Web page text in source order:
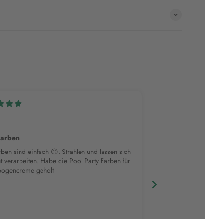
sind einfach 😊. Strahlen und lassen sich
Habe die Pool Party Farben für
geholt